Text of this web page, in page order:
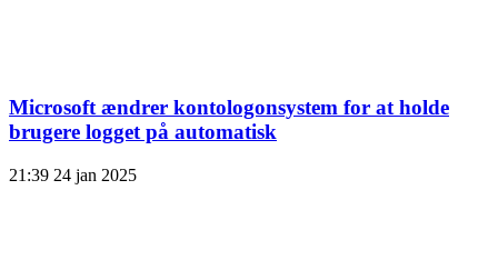
Microsoft ændrer kontologonsystem for at holde
brugere logget på automatisk
21:39 24 jan 2025